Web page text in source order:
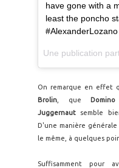
have gone with a
least the poncho
Une publication
On remarque en effet
Brolin , que Domino
Juggernaut semble
D'une manière
le même, à quelques
Suffisamment pour